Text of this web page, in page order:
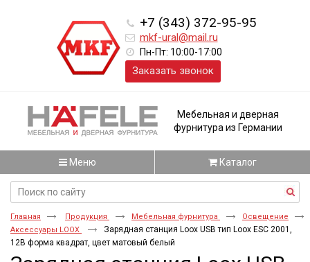
+7 (343) 372-95-95
mkf-ural@mail.ru
Пн-Пт: 10:00-17:00
Заказать звонок
Мебельная и дверная
фурнитура из Германии
Меню Каталог
Главная Продукция Мебельная фурнитура
Освещение
Аксессуары LOOX
Зарядная станция Loox USB тип Loox ESC 2001,
12В форма квадрат, цвет матовый белый